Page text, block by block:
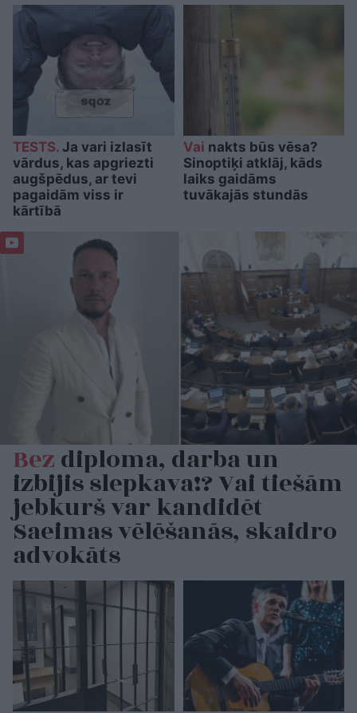
TESTS. Ja vari izlasīt
vārdus, kas apgriezti
augšpēdus, ar tevi
pagaidām viss ir
kārtībā
Vai nakts būs vēsa?
Sinoptiķi atklāj, kāds
laiks gaidāms
tuvākajās stundās
Bezdiploma, darba un
izbijis slepkava!? Vai tiešām
jebkurš var kandidēt
Saeimas vēlēšanās, skaidro
advokāts